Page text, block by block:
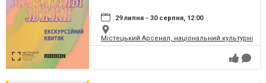
29 липня - 30 серпня, 12:00
Містецький Арсенал, національний культурно-